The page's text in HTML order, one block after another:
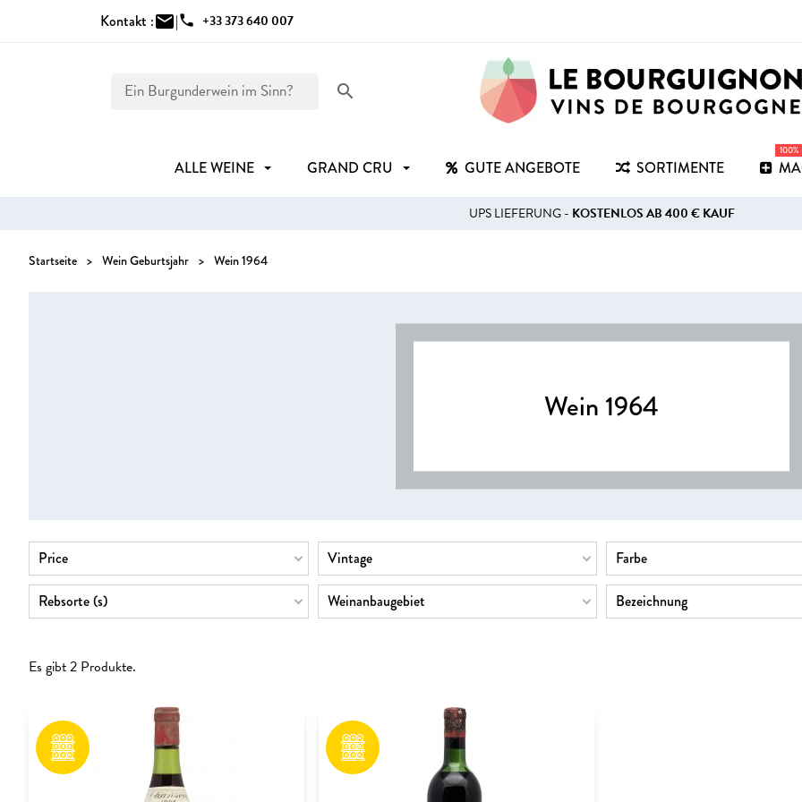
Kontakt :mail|phone +33 373 640 007
search
ALLE WEINE GRAND CRU GUTE ANGEBOTE SORTIMENTE
UPS LIEFERUNG - KOSTENLOS AB 400 € KAUF
Startseite Wein Geburtsjahr Wein 1964
Wein 1964
Price Vintage Farbe
Rebsorte (s) Weinanbaugebiet Bezeichnung
Es gibt 2 Produkte.